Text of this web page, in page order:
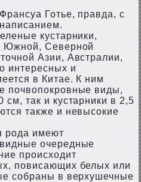
Готье, правда, с
кустарники,
Южной, Северной
Азии, Австралии,
интересных и
в Китае. К ним
почвопокровные виды,
так и кустарники в 2,5
также и невысокие
рода имеют
очередные
происходит
повисающих белых или
собраны в верхушечные